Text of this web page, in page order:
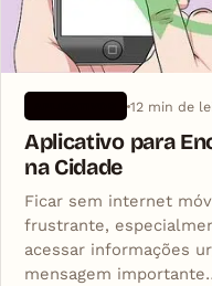
12 min de
Aplicativo para
na Cidade
Ficar sem internet
frustrante,
acessar informações
mensagem